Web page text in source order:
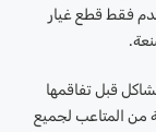
فقط قطع غيار
قبل تفاقمها
من المتاعب لجميع